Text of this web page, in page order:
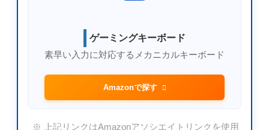
ゲーミングキーボード
素早い入力に対応するメカニカルキーボード
Amazonで探す
※ 上記リンクはAmazonアソシエイトリンクを使用